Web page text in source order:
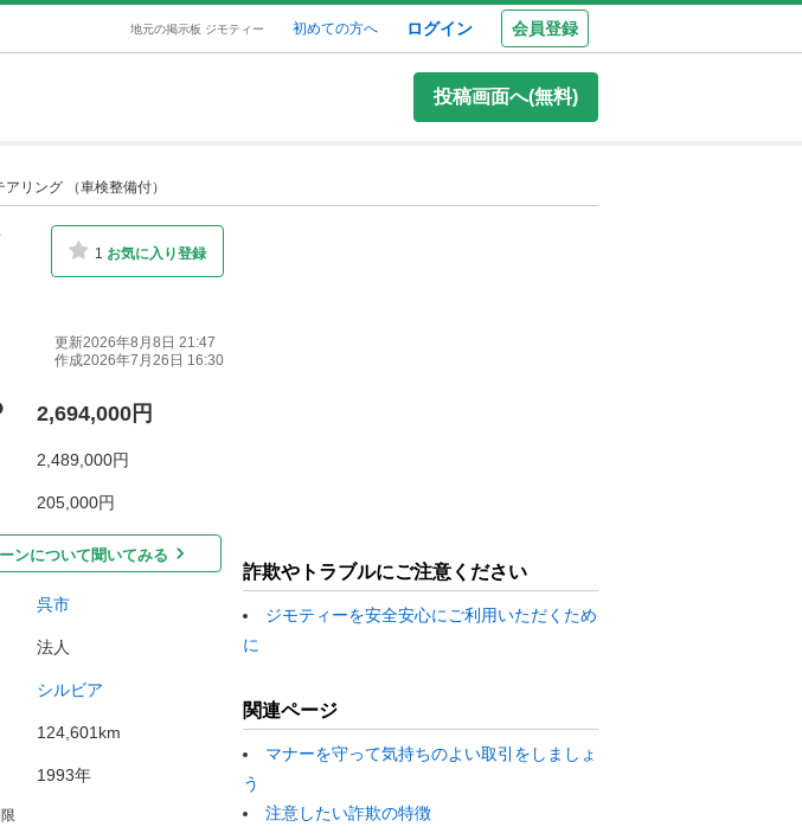
地元の掲示板 ジモティー 初めての方へ ログイン 会員登録
投稿画面へ(無料)
リング （車検整備付）
1 お気に入り登録
更新2026年8月8日 21:47
作成2026年7月26日 16:30
2,694,000円
2,489,000円
205,000円
ンについて聞いてみる
呉市
法人
シルビア
124,601km
1993年
詐欺やトラブルにご注意ください
ジモティーを安全安心にご利用いただくため
に
関連ページ
マナーを守って気持ちのよい取引をしましょ
う
注意したい詐欺の特徴